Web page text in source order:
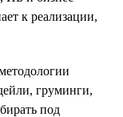
к реализации,
груминги,
под